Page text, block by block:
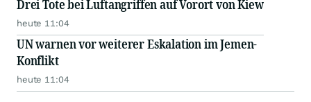
Drei Tote bei Luftangriffen auf Vorort von Kiew
heute 11:04
UN warnen vor weiterer Eskalation im Jemen-
Konflikt
heute 11:04